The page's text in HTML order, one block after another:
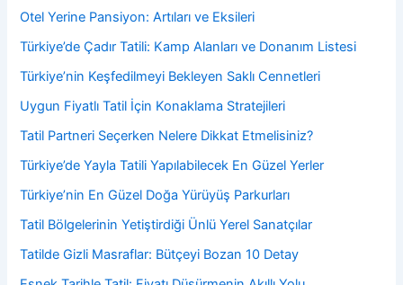
Otel Yerine Pansiyon: Artıları ve Eksileri
Türkiye’de Çadır Tatili: Kamp Alanları ve Donanım Listesi
Türkiye’nin Keşfedilmeyi Bekleyen Saklı Cennetleri
Uygun Fiyatlı Tatil İçin Konaklama Stratejileri
Tatil Partneri Seçerken Nelere Dikkat Etmelisiniz?
Türkiye’de Yayla Tatili Yapılabilecek En Güzel Yerler
Türkiye’nin En Güzel Doğa Yürüyüş Parkurları
Tatil Bölgelerinin Yetiştirdiği Ünlü Yerel Sanatçılar
Tatilde Gizli Masraflar: Bütçeyi Bozan 10 Detay